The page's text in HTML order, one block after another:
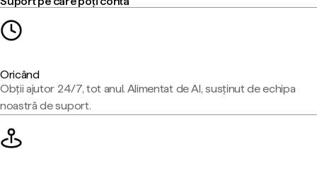
Oricând
Obții ajutor 24/7, tot anul. Alimentat de AI, susținut de echipa
noastră de suport.